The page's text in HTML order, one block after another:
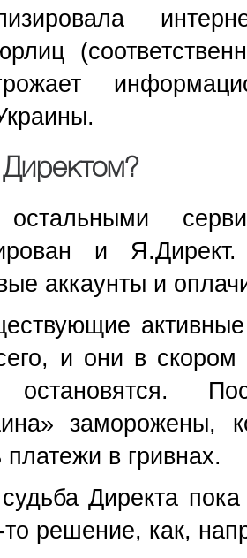
(
и
аккаунты и
и они в
заморожены,
в гривнах.
Директа
то решение, как,